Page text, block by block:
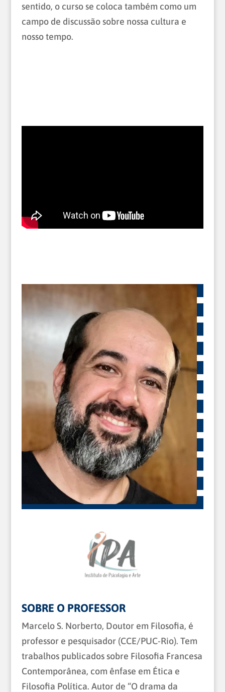
sentido, o curso se coloca também como um
campo de discussão sobre nossa cultura e
nosso tempo.
SOBRE O PROFESSOR
Marcelo S. Norberto, Doutor em Filosofia, é
professor e pesquisador (CCE/PUC-Rio). Tem
trabalhos publicados sobre Filosofia Francesa
Contemporânea, com ênfase em Ética e
Filosofia Política. Autor de “O drama da